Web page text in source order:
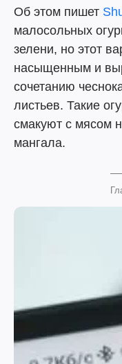
Об этом пишет
малосольных
зелени, но этот
насыщенным и
сочетанию
листьев. Такие
смакуют с мясом
мангала.